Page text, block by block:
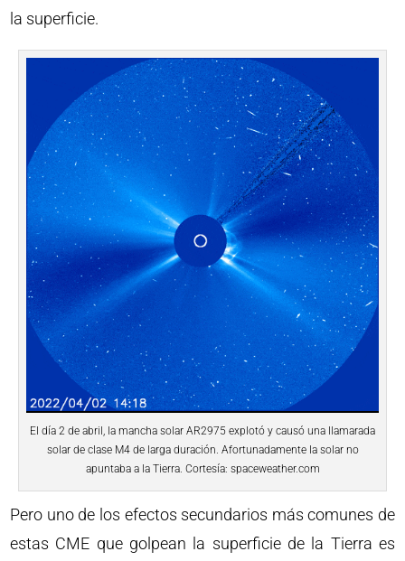
la superficie.
El día 2 de abril, la mancha solar AR2975 explotó y causó una llamarada
solar de clase M4 de larga duración. Afortunadamente la solar no
apuntaba a la Tierra. Cortesía: spaceweather.com
Pero uno de los efectos secundarios más comunes de
estas CME que golpean la superficie de la Tierra es